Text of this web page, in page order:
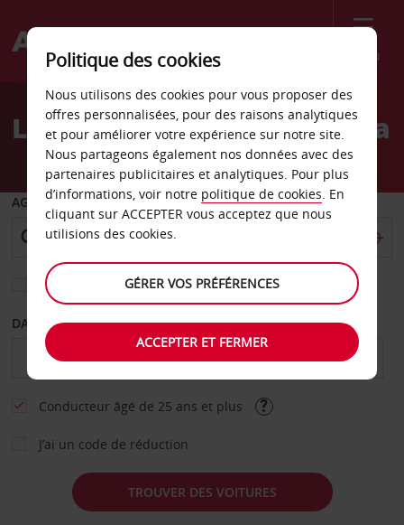
Menu
Welcome
AvisLocation de voiture Arusha
AGENCE DE DÉPART
Sélectionnez une autre agence de retour
DATE DE DÉBUT DATE DE FIN
Conducteur âgé de 25 ans et plus
J’ai un code de réduction
TROUVER DES VOITURES
Politique des cookies
Nous utilisons des cookies pour vous proposer des
offres personnalisées, pour des raisons analytiques
et pour améliorer votre expérience sur notre site.
Nous partageons également nos données avec des
partenaires publicitaires et analytiques. Pour plus
d’informations, voir notre politique de cookies. En
cliquant sur ACCEPTER vous acceptez que nous
utilisions des cookies.
GÉRER VOS PRÉFÉRENCES
ACCEPTER ET FERMER